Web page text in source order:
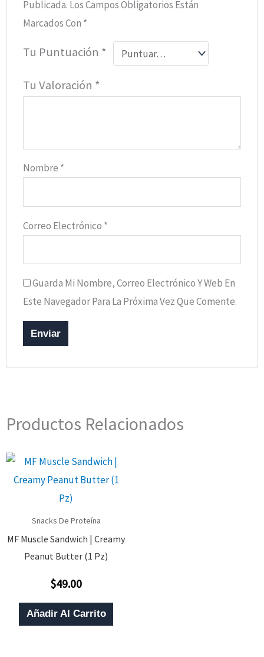
Publicada. Los Campos Obligatorios Están
Marcados Con *
Tu Puntuación *
Tu Valoración *
Nombre *
Correo Electrónico *
Guarda Mi Nombre, Correo Electrónico Y Web En
Este Navegador Para La Próxima Vez Que Comente.
Productos Relacionados
Snacks De Proteína
MF Muscle Sandwich | Creamy
Peanut Butter (1 Pz)
Valorado
0
De
5
$49.00
Añadir Al Carrito